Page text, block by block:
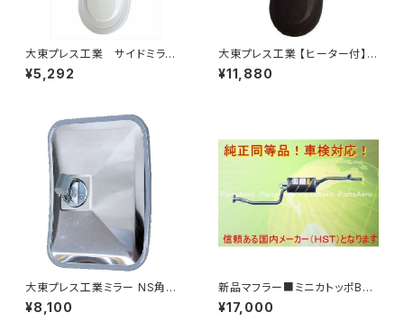
大東プレス工業 サイドミラー/
バックミラーH400 小判 DI-
8 DI-8
¥5,292
大東プレス工業 【ヒーター付】サ
イドミラー/バックミラー H40
0 ヒーター DI-8Z
¥11,880
大東プレス工業ミラー NS角型
トレーラーﾐﾗｰ (SUS) L013 DI
-58SUS
¥8,100
新品マフラー■ミニカトッポBJ
H42A H42V H47A H47V純
正同等/車検対応 065-75
¥17,000